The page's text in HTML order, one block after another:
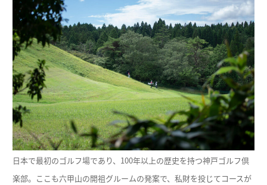
日本で最初のゴルフ場であり、100年以上の歴史を持つ神戸ゴルフ倶
楽部。ここも六甲山の開祖グルームの発案で、私財を投じてコースが